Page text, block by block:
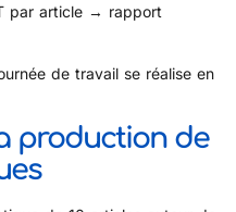
par article → rapport
de travail se réalise en
production de